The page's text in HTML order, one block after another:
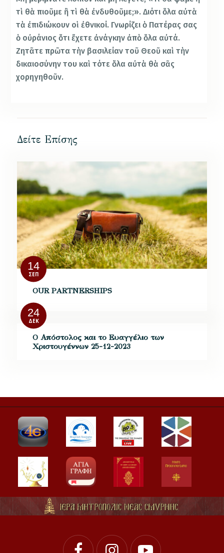
τὶ θὰ πιοῦμε ἢ τὶ θὰ ἐνδυθοῦμε;». Διότι ὅλα αὐτὰ
τὰ ἐπιδιώκουν οἱ ἐθνικοί. Γνωρίζει ὁ Πατέρας σας
ὁ οὐράνιος ὅτι ἔχετε ἀνάγκην ἀπὸ ὅλα αὐτά.
Ζητᾶτε πρῶτα τὴν βασιλείαν τοῦ Θεοῦ καὶ τὴν
δικαιοσύνην του καὶ τότε ὅλα αὐτὰ θὰ σᾶς
χορηγηθοῦν.
Δείτε Επίσης
14
ΣΕΠ
OUR PARTNERSHIPS
24
ΔΕΚ
Ο Απόστολος και το Ευαγγέλιο των
Χριστουγέννων 25-12-2023